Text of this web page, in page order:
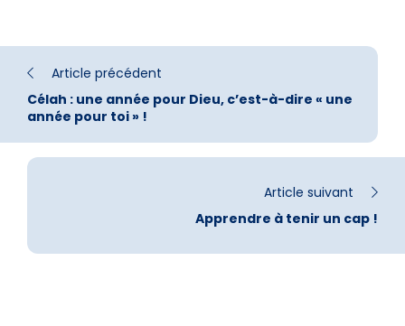
Article précédent
Célah : une année pour Dieu, c’est-à-dire « une
année pour toi » !
Article suivant
Apprendre à tenir un cap !